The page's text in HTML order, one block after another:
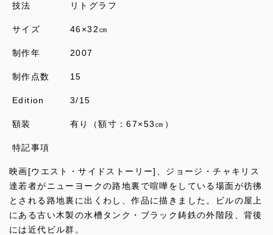
技法 リトグラフ
サイズ 46×32㎝
制作年 2007
制作点数 15
Edition 3/15
額装 有り（額寸：67×53㎝）
特記事項
映画[ウエスト・サイドストーリー]、ジョージ・チャキリス
達若者がニューヨークの路地裏で喧嘩をしている場面が彷彿
とされる路地裏に出くわし、作品に描きました。ビルの屋上
にある古い木製の水槽タンク・ブラック鋳鉄の外階段、背後
には近代ビル群。